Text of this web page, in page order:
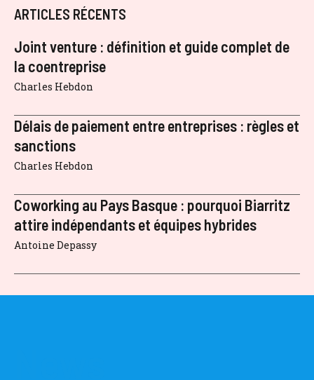
ARTICLES RÉCENTS
Joint venture : définition et guide complet de
la coentreprise
Charles Hebdon
Délais de paiement entre entreprises : règles et
sanctions
Charles Hebdon
Coworking au Pays Basque : pourquoi Biarritz
attire indépendants et équipes hybrides
Antoine Depassy